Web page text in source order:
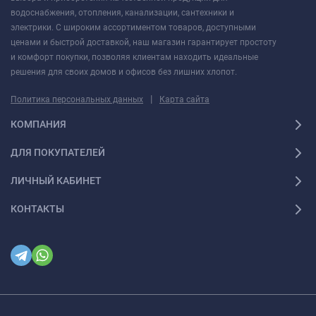
водоснабжения, отопления, канализации, сантехники и
электрики. С широким ассортиментом товаров, доступными
ценами и быстрой доставкой, наш магазин гарантирует простоту
и комфорт покупки, позволяя клиентам находить идеальные
решения для своих домов и офисов без лишних хлопот.
Политика персональных данных | Карта сайта
КОМПАНИЯ
ДЛЯ ПОКУПАТЕЛЕЙ
ЛИЧНЫЙ КАБИНЕТ
КОНТАКТЫ